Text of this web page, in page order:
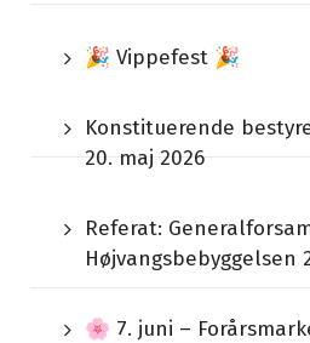
🎉 Vippefest 🎉
Konstituerende
20. maj 2026
Referat:
Højvangsbebyggelsen
🌸 7. juni –